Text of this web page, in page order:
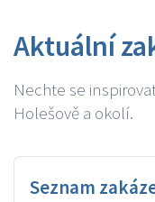
Aktuální
Nechte se
Holešově a okolí.
Seznam